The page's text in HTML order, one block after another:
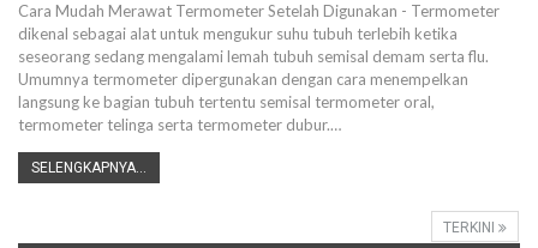
Cara Mudah Merawat Termometer Setelah Digunakan - Termometer
dikenal sebagai alat untuk mengukur suhu tubuh terlebih ketika
seseorang sedang mengalami lemah tubuh semisal demam serta flu.
Umumnya termometer dipergunakan dengan cara menempelkan
langsung ke bagian tubuh tertentu semisal termometer oral,
termometer telinga serta termometer dubur.…
SELENGKAPNYA...
TERKINI